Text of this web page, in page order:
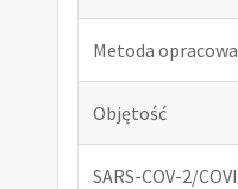
Metoda
Objętość
SARS-COV-2/